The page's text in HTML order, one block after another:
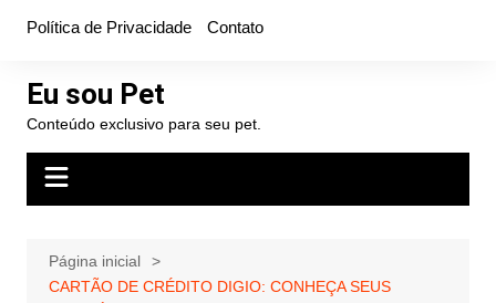
conteúdo
Política de Privacidade Contato
Eu sou Pet
Conteúdo exclusivo para seu pet.
Página inicial
CARTÃO DE CRÉDITO DIGIO: CONHEÇA SEUS